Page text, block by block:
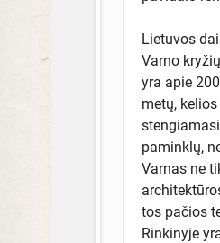
Lietuvos
Varno
yra apie
metų,
paminklų,
Varnas ne
tos pačios
Rinkinyje